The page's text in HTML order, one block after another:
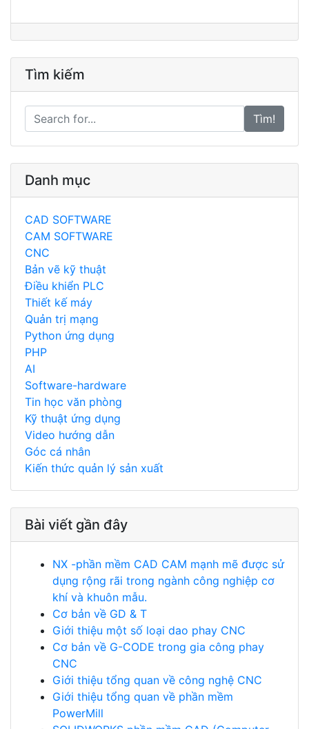
Tìm kiếm
Tìm!
Danh mục
CAD SOFTWARE
CAM SOFTWARE
CNC
Bản vẽ kỹ thuật
Điều khiển PLC
Thiết kế máy
Quản trị mạng
Python ứng dụng
PHP
AI
Software-hardware
Tin học văn phòng
Kỹ thuật ứng dụng
Video hướng dẫn
Góc cá nhân
Kiến thức quản lý sản xuất
Bài viết gần đây
NX -phần mềm CAD CAM mạnh mẽ được sử
dụng rộng rãi trong ngành công nghiệp cơ
khí và khuôn mẫu.
Cơ bản về GD & T
Giới thiệu một số loại dao phay CNC
Cơ bản về G-CODE trong gia công phay
CNC
Giới thiệu tổng quan về công nghệ CNC
Giới thiệu tổng quan về phần mềm
PowerMill